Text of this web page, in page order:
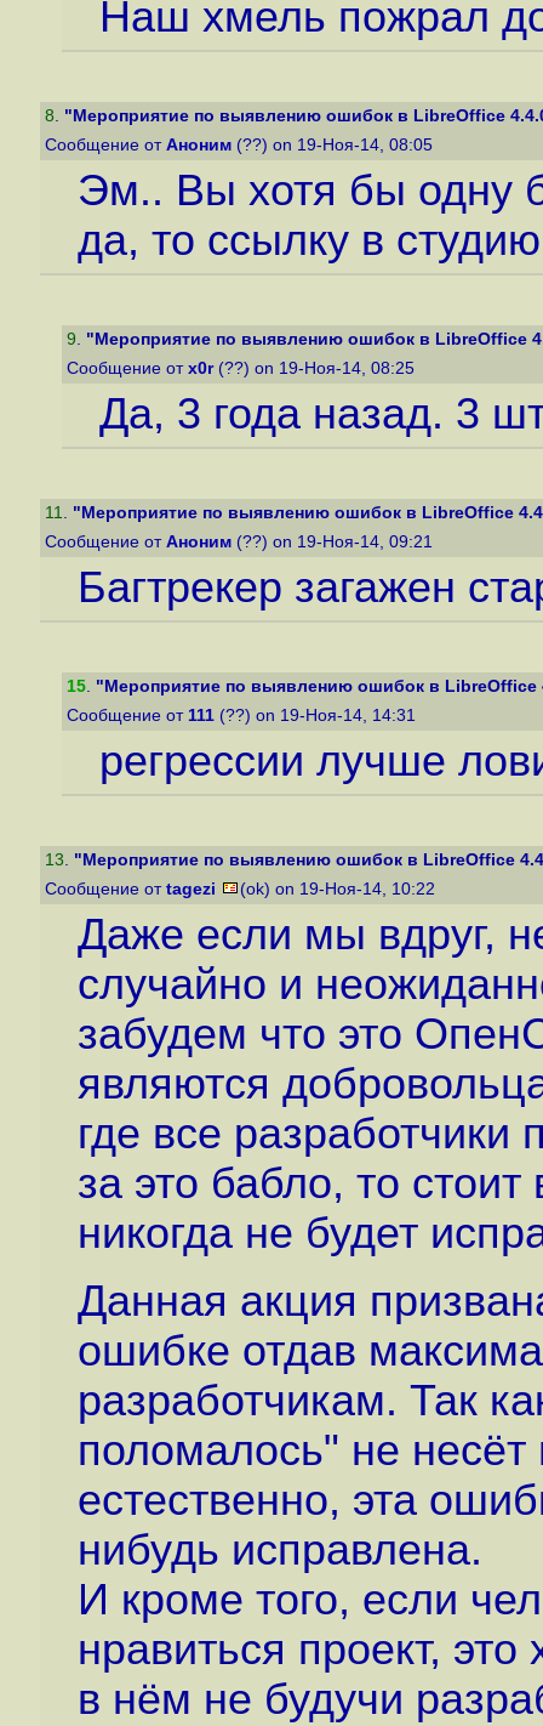
Наш хмель пожрал
8. "Мероприятие по выявлению ошибок в LibreOffice
Сообщение от Аноним (??) on 19-Ноя-14, 08:05
Эм.. Вы хотя бы одну
да, то ссылку в
9. "Мероприятие по выявлению ошибок в LibreOffice
Сообщение от x0r(??) on 19-Ноя-14, 08:25
Да, 3 года назад. 3
11. "Мероприятие по выявлению ошибок в LibreOffice
Сообщение от Аноним (??) on 19-Ноя-14, 09:21
Багтрекер загажен
15. "Мероприятие по выявлению ошибок в LibreOffice
Сообщение от 111 (??) on 19-Ноя-14, 14:31
регрессии лучше
13. "Мероприятие по выявлению ошибок в LibreOffice
Сообщение от tagezi (ok) on 19-Ноя-14, 10:22
Даже если мы вдруг,
случайно и
забудем что это
являются
где все
за это бабло, то
никогда не будет
Данная акция
ошибке отдав
разработчикам. Так
поломалось" не
естественно, эта
нибудь исправлена.
И кроме того, если
нравиться проект,
в нём не будучи